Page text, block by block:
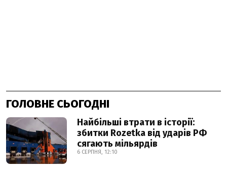
ГОЛОВНЕ СЬОГОДНІ
Найбільші втрати в історії:
збитки Rozetka від ударів РФ
сягають мільярдів
6 СЕРПНЯ, 12:10